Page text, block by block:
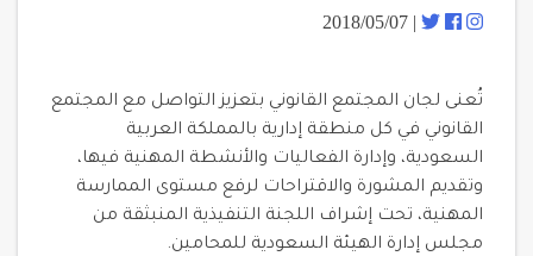
| 2018/05/07
تُعنى لجان المجتمع القانوني بتعزيز التواصل مع المجتمع
القانوني في كل منطقة إدارية بالمملكة العربية
السعودية، وإدارة الفعاليات والأنشطة المهنية فيها،
وتقديم المشورة والاقتراحات لرفع مستوى الممارسة
المهنية، تحت إشراف اللجنة التنفيذية المنبثقة من
مجلس إدارة الهيئة السعودية للمحامين.